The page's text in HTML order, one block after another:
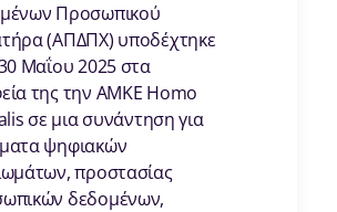
Προσωπικού
(ΑΠΔΠΧ) υποδέχτηκε
Μαΐου 2025 στα
της την ΑΜΚΕ Homo
σε μια συνάντηση για
ψηφιακών
προστασίας
δεδομένων,